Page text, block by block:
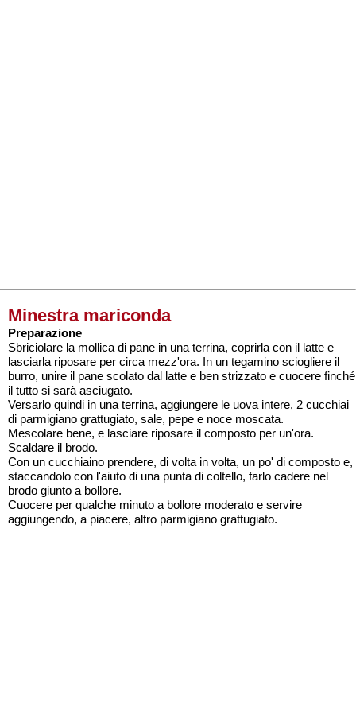
Minestra mariconda
Preparazione
Sbriciolare la mollica di pane in una terrina, coprirla con il latte e
lasciarla riposare per circa mezz'ora. In un tegamino sciogliere il
burro, unire il pane scolato dal latte e ben strizzato e cuocere finché
il tutto si sarà asciugato.
Versarlo quindi in una terrina, aggiungere le uova intere, 2 cucchiai
di parmigiano grattugiato, sale, pepe e noce moscata.
Mescolare bene, e lasciare riposare il composto per un'ora.
Scaldare il brodo.
Con un cucchiaino prendere, di volta in volta, un po' di composto e,
staccandolo con l'aiuto di una punta di coltello, farlo cadere nel
brodo giunto a bollore.
Cuocere per qualche minuto a bollore moderato e servire
aggiungendo, a piacere, altro parmigiano grattugiato.